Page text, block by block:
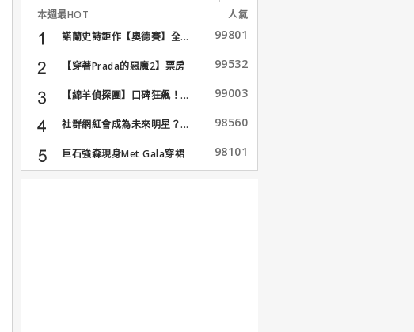
本週最HOT
人氣
諾蘭史詩鉅作【奧德賽】全...
99801
【穿著Prada的惡魔2】票房
99532
【綿羊偵探團】口碑狂飆！... 99003
社群網紅會成為未來明星？... 98560
巨石強森現身Met Gala穿裙
子...
98101